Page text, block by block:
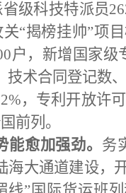
级科技特派员
“揭榜挂帅”项
户，新增国家级
技术合同登记数
，专利开放许
前列。
能愈加强劲。 务
海大通道建设，